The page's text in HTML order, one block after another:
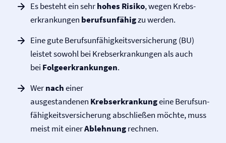
Es besteht ein sehrhohes Risiko, wegen Krebs­­
erkrankungen berufsunfähigzu werden.
Eine gute Be­rufs­un­fähig­keits­ver­sicher­ung (BU)
leistet sowohl bei Krebs­­erkrankungen als auch
bei Folge­­erkrankungen.
Wernacheiner
ausgestandenen Krebserkrankungeine Be­rufs­un­
fähig­keits­ver­sicher­ung abschließen möchte, muss
meist mit einerAblehnungrechnen.